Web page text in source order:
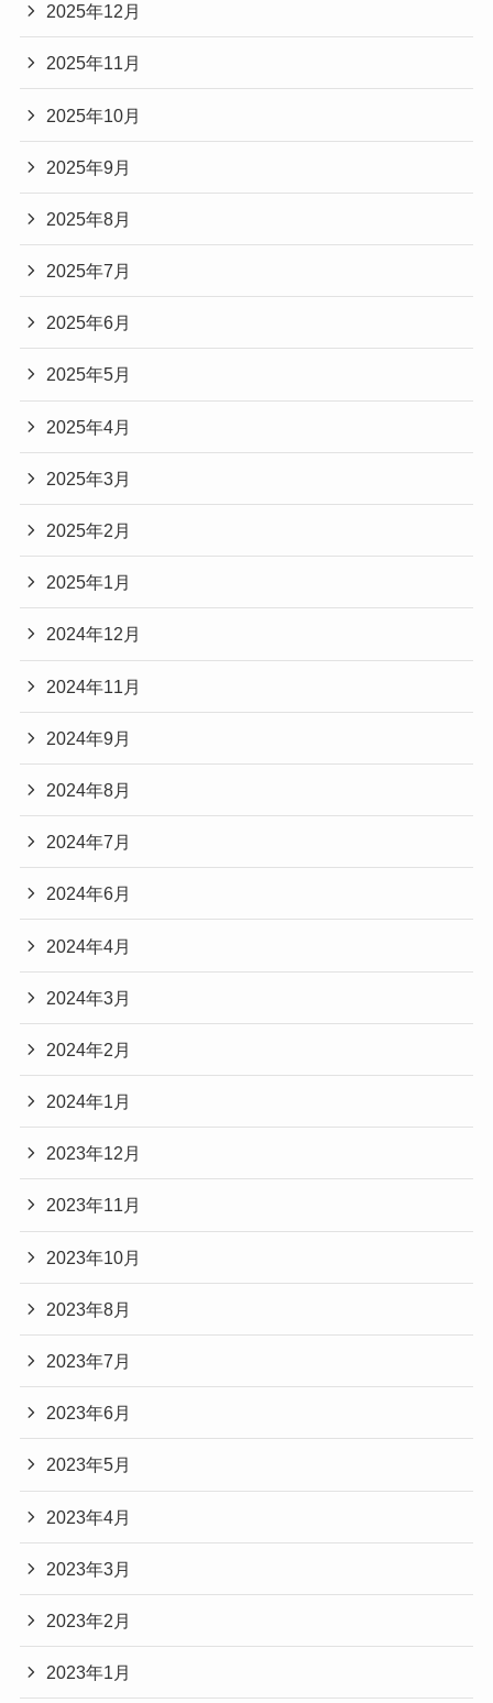
2025年12月
2025年11月
2025年10月
2025年9月
2025年8月
2025年7月
2025年6月
2025年5月
2025年4月
2025年3月
2025年2月
2025年1月
2024年12月
2024年11月
2024年9月
2024年8月
2024年7月
2024年6月
2024年4月
2024年3月
2024年2月
2024年1月
2023年12月
2023年11月
2023年10月
2023年8月
2023年7月
2023年6月
2023年5月
2023年4月
2023年3月
2023年2月
2023年1月